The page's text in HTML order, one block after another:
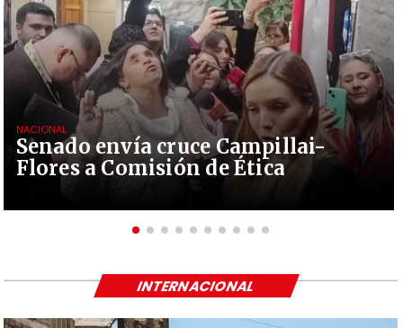
Senado envía cruce Campillai-
Flores a Comisión de Ética
NACIONAL
INTERNACIONAL